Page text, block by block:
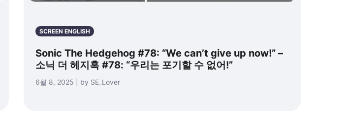
SCREEN ENGLISH
Sonic The Hedgehog #78: “We can’t give up now!” –
소닉 더 헤지혹 #78: “우리는 포기할 수 없어!”
6월 8, 2025 | by SE_Lover